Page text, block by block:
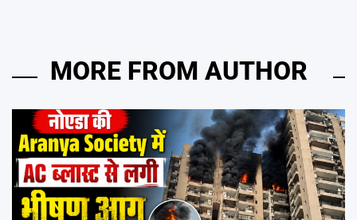
MORE FROM AUTHOR